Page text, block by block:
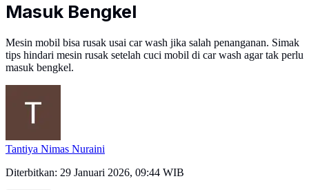
Masuk Bengkel
Mesin mobil bisa rusak usai car wash jika salah penanganan. Simak
tips hindari mesin rusak setelah cuci mobil di car wash agar tak perlu
masuk bengkel.
Tantiya Nimas Nuraini
Diterbitkan: 29 Januari 2026, 09:44 WIB